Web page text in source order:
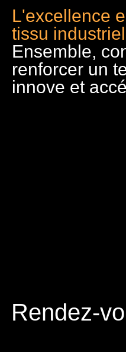
L'excellence
tissu
Ensemble,
renforcer un
innove et
Rendez-